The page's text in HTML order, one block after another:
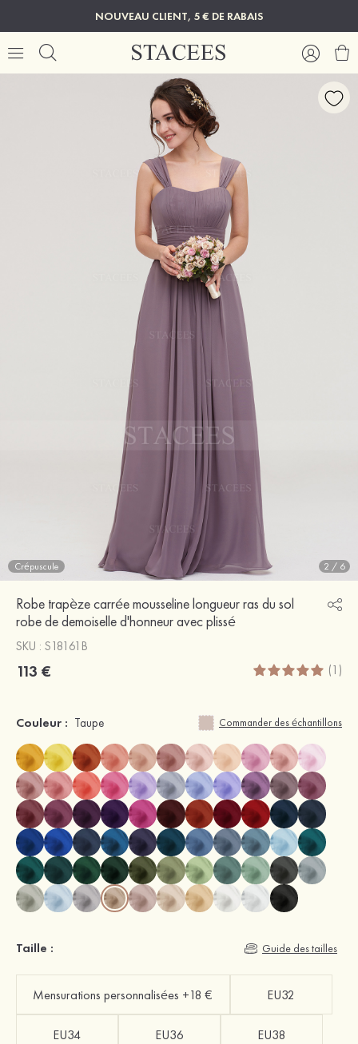
NOUVEAU CLIENT, 5 € DE RABAIS
Crépuscule 2 / 6
Robe trapèze carrée mousseline longueur ras du sol
robe de demoiselle d'honneur avec plissé
SKU : S18161B
113 € (1)
Couleur : Taupe Commander des échantillons
Taille : Guide des tailles
Mensurations personnalisées +18 € EU32
EU34 EU36 EU38